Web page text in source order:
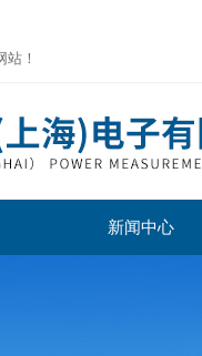
！
新闻中心